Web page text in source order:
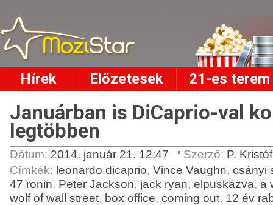
Hírek Előzetesek 21-es terem
Januárban is DiCaprio-val
legtöbben
Dátum: 2014. január 21. 12:47 Szerző: P. Kristóf
Címkék: leonardo dicaprio, Vince Vaughn, csányi
47 ronin, Peter Jackson, jack ryan, elpuskázva, a
wolf of wall street, box office, coming out, 12 év